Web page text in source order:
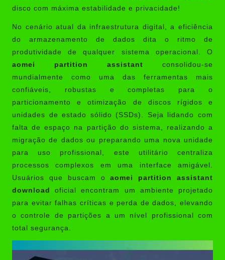
disco com máxima estabilidade e privacidade!
No cenário atual da infraestrutura digital, a eficiência
do armazenamento de dados dita o ritmo de
produtividade de qualquer sistema operacional. O
aomei partition assistant consolidou-se
mundialmente como uma das ferramentas mais
confiáveis, robustas e completas para o
particionamento e otimização de discos rígidos e
unidades de estado sólido (SSDs). Seja lidando com
falta de espaço na partição do sistema, realizando a
migração de dados ou preparando uma nova unidade
para uso profissional, este utilitário centraliza
processos complexos em uma interface amigável.
Usuários que buscam oaomei partition assistant
download
oficial encontram um ambiente projetado
para evitar falhas críticas e perda de dados, elevando
o controle de partições a um nível profissional com
total segurança.